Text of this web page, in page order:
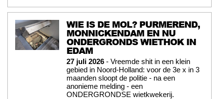
WIE IS DE MOL? PURMEREND,
MONNICKENDAM EN NU
ONDERGRONDS WIETHOK IN
EDAM
27 juli 2026 - Vreemde shit in een klein
gebied in Noord-Holland: voor de 3e x in 3
maanden sloopt de politie - na een
anonieme melding - een
ONDERGRONDSE wietkwekerij.